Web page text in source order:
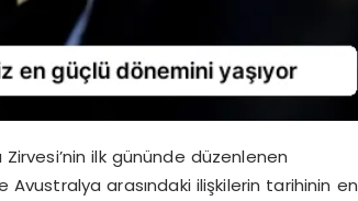
ilk gününde düzenlenen
Avustralya arasındaki ilişkilerin tarihinin en